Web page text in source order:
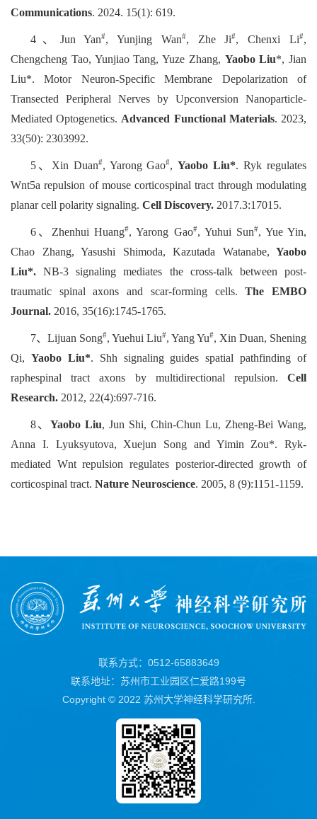
Communications. 2024. 15(1): 619.
4、Jun Yan#, Yunjing Wan#, Zhe Ji#, Chenxi Li#,
Chengcheng Tao, Yunjiao Tang, Yuze Zhang, Yaobo Liu*, Jian
Liu*. Motor Neuron-Specific Membrane Depolarization of
Transected Peripheral Nerves by Upconversion Nanoparticle-
Mediated Optogenetics. Advanced Functional Materials. 2023,
33(50): 2303992.
5、Xin Duan#, Yarong Gao#,Yaobo Liu*. Ryk regulates
Wnt5a repulsion of mouse corticospinal tract through modulating
planar cell polarity signaling. Cell Discovery. 2017.3:17015.
6、Zhenhui Huang#, Yarong Gao#, Yuhui Sun#, Yue Yin,
Chao Zhang, Yasushi Shimoda, Kazutada Watanabe, Yaobo
Liu*.NB-3 signaling mediates the cross-talk between post-
traumatic spinal axons and scar-forming cells. The EMBO
Journal. 2016, 35(16):1745-1765.
7、Lijuan Song#, Yuehui Liu#, Yang Yu#, Xin Duan, Shening
Qi, Yaobo Liu*. Shh signaling guides spatial pathfinding of
raphespinal tract axons by multidirectional repulsion. Cell
Research. 2012, 22(4):697-716.
8、 Yaobo Liu, Jun Shi, Chin-Chun Lu, Zheng-Bei Wang,
Anna I. Lyuksyutova, Xuejun Song and Yimin Zou*. Ryk-
mediated Wnt repulsion regulates posterior-directed growth of
corticospinal tract. Nature Neuroscience. 2005, 8 (9):1151-1159.
联系方式：0512-65883649
联系地址：苏州市工业园区仁爱路199号
Copyright © 2022 苏州大学神经科学研究所.